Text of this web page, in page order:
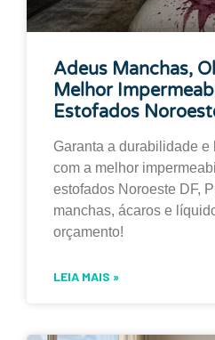
Adeus Manchas,
Melhor
Estofados
Garanta a durabilidade e
com a melhor
estofados Noroeste DF,
manchas, ácaros e
orçamento!
LEIA MAIS »